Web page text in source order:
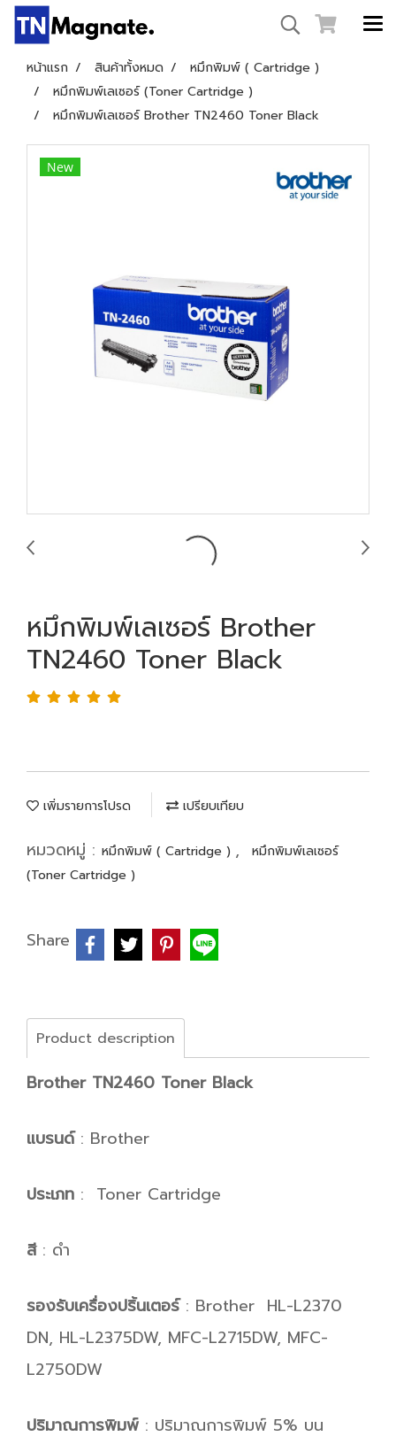
หน้าแรก สินค้าทั้งหมด
หมึกพิมพ์ ( Cartridge )
หมึกพิมพ์เลเซอร์ (Toner Cartridge )
หมึกพิมพ์เลเซอร์ Brother TN2460 Toner Black
New
หมึกพิมพ์เลเซอร์ Brother
TN2460 Toner Black
เพิ่มรายการโปรด เปรียบเทียบ
หมวดหมู่ : หมึกพิมพ์ ( Cartridge ) ,
หมึกพิมพ์เลเซอร์
(Toner Cartridge )
Share
Product description
Brother TN2460 Toner Black
แบรนด์: Brother
ประเภท : Toner Cartridge
สี: ดำ
รองรับเครื่องปริ้นเตอร์: Brother HL-L2370
DN, HL-L2375DW, MFC-L2715DW, MFC-
L2750DW
ปริมาณการพิมพ์ : ปริมาณการพิมพ์ 5% บน